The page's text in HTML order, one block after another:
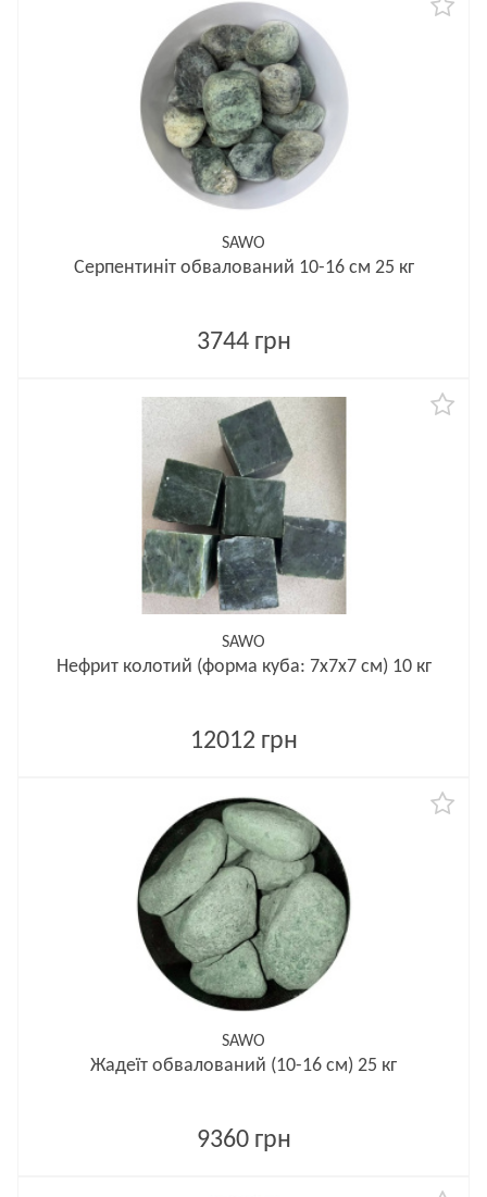
SAWO
Серпентиніт обвалований 10-16 см 25 кг
3744 грн
SAWO
Нефрит колотий (форма куба: 7x7x7 см) 10 кг
12012 грн
SAWO
Жадеїт обвалований (10-16 см) 25 кг
9360 грн